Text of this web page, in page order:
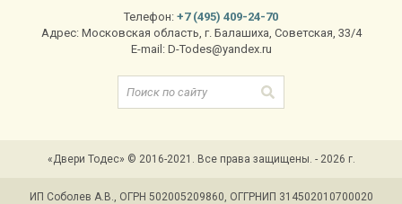
Телефон: +7 (495) 409-24-70
Адрес: Московская область, г. Балашиха, Советская, 33/4
E-mail: D-Todes@yandex.ru
«Двери Тодес» © 2016-2021. Все права защищены. - 2026 г.
ИП Соболев А.В., ОГРН 502005209860, ОГГРНИП 314502010700020